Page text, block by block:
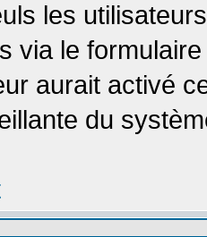
les
via le
aurait activé
du